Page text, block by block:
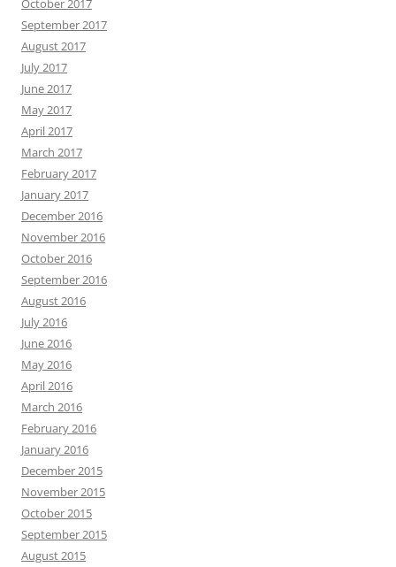
September 2017
August 2017
July 2017
June 2017
May 2017
April 2017
March 2017
February 2017
January 2017
December 2016
November 2016
October 2016
September 2016
August 2016
July 2016
June 2016
May 2016
April 2016
March 2016
February 2016
January 2016
December 2015
November 2015
October 2015
September 2015
August 2015